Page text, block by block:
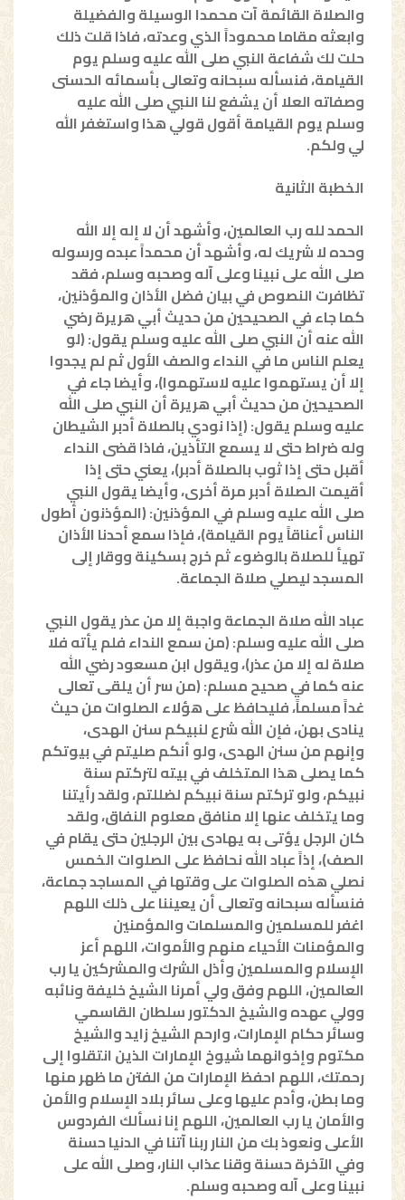
والصلاة القائمة آت محمدا الوسيلة والفضيلة
وابعثه مقاما محموداً الذي وعدته، فاذا قلت ذلك
حلت لك شفاعة النبي صلى الله عليه وسلم يوم
القيامة، فنسأله سبحانه وتعالى بأسمائه الحسنى
وصفاته العلا أن يشفع لنا النبي صلى الله عليه
وسلم يوم القيامة أقول قولي هذا واستغفر الله
لي ولكم.
الخطبة الثانية
الحمد لله رب العالمين، وأشهد أن لا إله إلا الله
وحده لا شريك له، وأشهد أن محمداً عبده ورسوله
صلى الله على نبينا وعلى آله وصحبه وسلم، فقد
تظافرت النصوص في بيان فضل الأذان والمؤذنين،
كما جاء في الصحيحين من حديث أبي هريرة رضي
الله عنه أن النبي صلى الله عليه وسلم يقول: (لو
يعلم الناس ما في النداء والصف الأول ثم لم يجدوا
إلا أن يستهموا عليه لاستهموا)، وأيضا جاء في
الصحيحين من حديث أبي هريرة أن النبي صلى الله
عليه وسلم يقول: (إذا نودي بالصلاة أدبر الشيطان
وله ضراط حتى لا يسمع التأذين، فاذا قضى النداء
أقبل حتى إذا ثوب بالصلاة أدبر)، يعني حتى إذا
أقيمت الصلاة أدبر مرة أخرى، وأيضا يقول النبي
صلى الله عليه وسلم في المؤذنين: (المؤذنون أطول
الناس أعناقاً يوم القيامة)، فإذا سمع أحدنا الأذان
تهيأ للصلاة بالوضوء ثم خرج بسكينة ووقار إلى
المسجد ليصلي صلاة الجماعة.
عباد الله صلاة الجماعة واجبة إلا من عذر يقول النبي
صلى الله عليه وسلم: (من سمع النداء فلم يأته فلا
صلاة له إلا من عذر)، ويقول ابن مسعود رضي الله
عنه كما في صحيح مسلم: (من سر أن يلقى تعالى
غداً مسلماً، فليحافظ على هؤلاء الصلوات من حيث
ينادى بهن، فإن الله شرع لنبيكم سنن الهدى،
وإنهم من سنن الهدى، ولو أنكم صليتم في بيوتكم
كما يصلى هذا المتخلف في بيته لتركتم سنة
نبيكم، ولو تركتم سنة نبيكم لضللتم، ولقد رأيتنا
وما يتخلف عنها إلا منافق معلوم النفاق، ولقد
كان الرجل يؤتى به يهادى بين الرجلين حتى يقام في
الصف)، إذاً عباد الله نحافظ على الصلوات الخمس
نصلي هذه الصلوات على وقتها في المساجد جماعة،
فنسأله سبحانه وتعالى أن يعيننا على ذلك اللهم
اغفر للمسلمين والمسلمات والمؤمنين
والمؤمنات الأحياء منهم والأموات، اللهم أعز
الإسلام والمسلمين وأذل الشرك والمشركين يا رب
العالمين، اللهم وفق ولي أمرنا الشيخ خليفة ونائبه
وولي عهده والشيخ الدكتور سلطان القاسمي
وسائر حكام الإمارات، وارحم الشيخ زايد والشيخ
مكتوم وإخوانهما شيوخ الإمارات الذين انتقلوا إلى
رحمتك، اللهم احفظ الإمارات من الفتن ما ظهر منها
وما بطن، وأدم عليها وعلى سائر بلاد الإسلام والأمن
والأمان يا رب العالمين، اللهم إنا نسألك الفردوس
الأعلى ونعوذ بك من النار ربنا آتنا في الدنيا حسنة
وفي الآخرة حسنة وقنا عذاب النار، وصلى الله على
نبينا وعلى آله وصحبه وسلم.